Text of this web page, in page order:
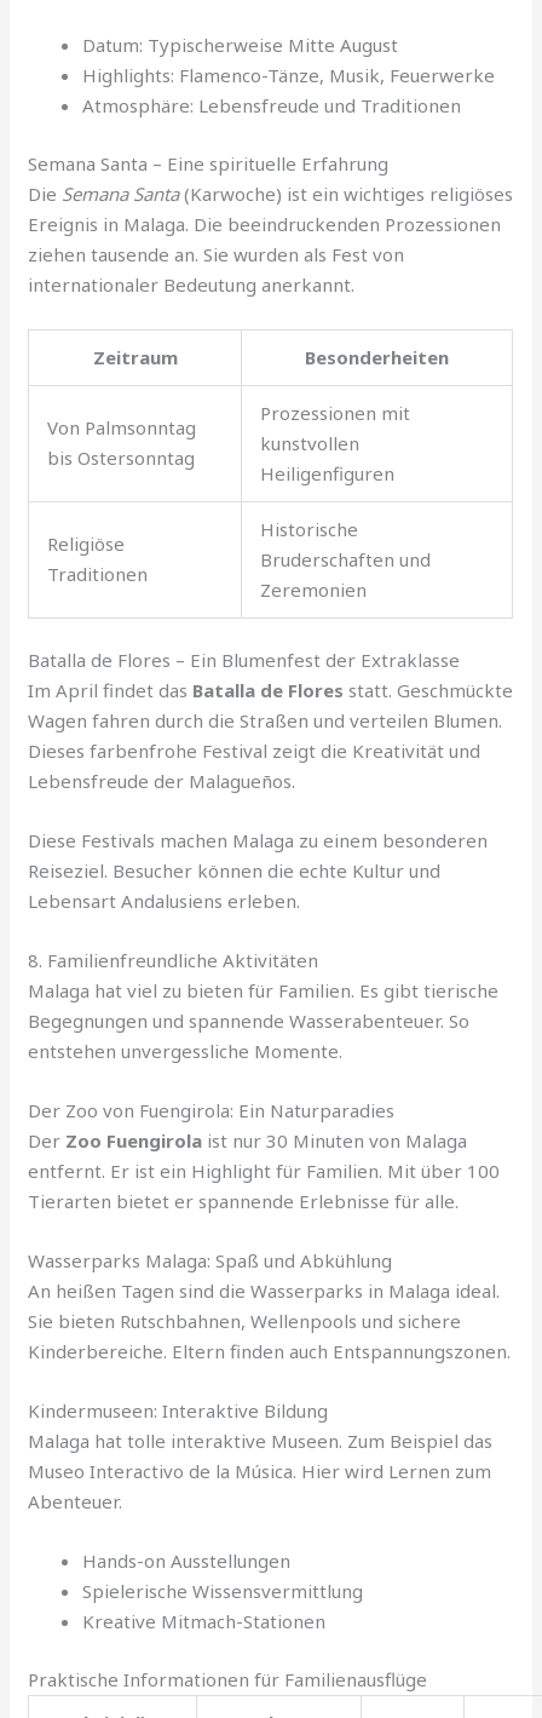
Datum: Typischerweise Mitte August
Highlights: Flamenco-Tänze, Musik, Feuerwerke
Atmosphäre: Lebensfreude und Traditionen
Semana Santa – Eine spirituelle Erfahrung
Die Semana Santa(Karwoche) ist ein wichtiges religiöses
Ereignis in Malaga. Die beeindruckenden Prozessionen
ziehen tausende an. Sie wurden als Fest von
internationaler Bedeutung anerkannt.
Zeitraum Besonderheiten
Von Palmsonntag
bis Ostersonntag
Prozessionen mit
kunstvollen
Heiligenfiguren
Religiöse
Traditionen
Historische
Bruderschaften und
Zeremonien
Batalla de Flores – Ein Blumenfest der Extraklasse
Im April findet das Batalla de Flores statt. Geschmückte
Wagen fahren durch die Straßen und verteilen Blumen.
Dieses farbenfrohe Festival zeigt die Kreativität und
Lebensfreude der Malagueños.
Diese Festivals machen Malaga zu einem besonderen
Reiseziel. Besucher können die echte Kultur und
Lebensart Andalusiens erleben.
8. Familienfreundliche Aktivitäten
Malaga hat viel zu bieten für Familien. Es gibt tierische
Begegnungen und spannende Wasserabenteuer. So
entstehen unvergessliche Momente.
Der Zoo von Fuengirola: Ein Naturparadies
Der Zoo Fuengirola ist nur 30 Minuten von Malaga
entfernt. Er ist ein Highlight für Familien. Mit über 100
Tierarten bietet er spannende Erlebnisse für alle.
Wasserparks Malaga: Spaß und Abkühlung
An heißen Tagen sind die Wasserparks in Malaga ideal.
Sie bieten Rutschbahnen, Wellenpools und sichere
Kinderbereiche. Eltern finden auch Entspannungszonen.
Kindermuseen: Interaktive Bildung
Malaga hat tolle interaktive Museen. Zum Beispiel das
Museo Interactivo de la Música. Hier wird Lernen zum
Abenteuer.
Hands-on Ausstellungen
Spielerische Wissensvermittlung
Kreative Mitmach-Stationen
Praktische Informationen für Familienausflüge